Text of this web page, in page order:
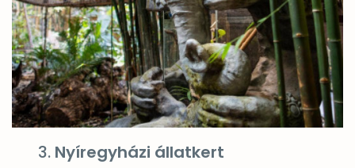
3. Nyíregyházi állatkert